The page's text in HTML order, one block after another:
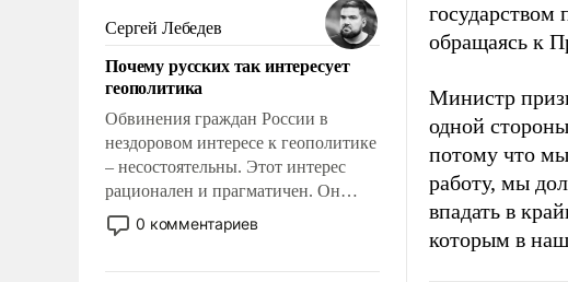
Сергей Лебедев
Почему русских так интересует
геополитика
Обвинения граждан России в
нездоровом интересе к геополитике
– несостоятельны. Этот интерес
рационален и прагматичен. Он
обусловлен тысячелетним опытом
выживания в крайне непростых
0 комментариев
государством
обращаясь к
Министр
одной
потому что
работу, мы
впадать в
которым в